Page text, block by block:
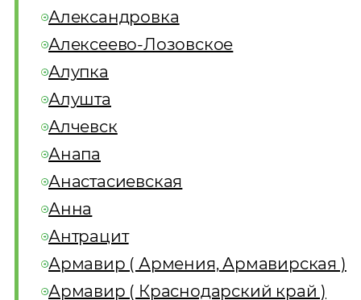
Александровка
Алексеево-Лозовское
Алупка
Алушта
Алчевск
Анапа
Анастасиевская
Анна
Антрацит
Армавир ( Армения, Армавирская )
Армавир ( Краснодарский край )